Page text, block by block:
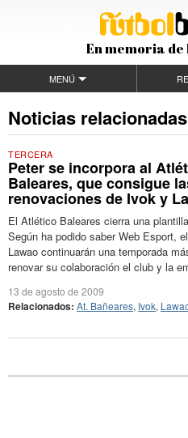
En memoria
MENÚ
Noticias
TERCERA
Peter se incorpora al
Baleares, que consigue
renovaciones de Ivok y
El Atlético Baleares cierra una
Según ha podido saber Web Esport,
Lawao continuarán una temporada
renovar su colaboración el club y la
13 de agosto de 2009
Relacionados: At. Bañeares, Ivok,